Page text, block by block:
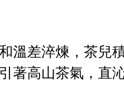
溫差淬煉，茶兒
著高山茶氣，直